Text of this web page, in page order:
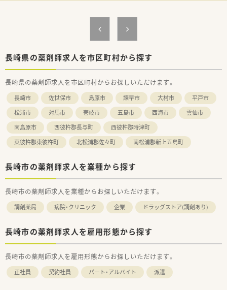
長崎県の薬剤師求人を市区町村から探す
長崎県の薬剤師求人を市区町村からお探しいただけます。
長崎市 佐世保市 島原市 諫早市 大村市
平戸市
松浦市
対馬市 壱岐市 五島市 西海市
雲仙市
南島原市
西彼杵郡長与町
西彼杵郡時津町
東彼杵郡東彼杵町
北松浦郡佐々町 南松浦郡新上五島町
長崎市の薬剤師求人を業種から探す
長崎市の薬剤師求人を業種からお探しいただけます。
調剤薬局 病院・クリニック 企業 ドラッグストア(調剤あり)
長崎市の薬剤師求人を雇用形態から探す
長崎市の薬剤師求人を雇用形態からお探しいただけます。
正社員 契約社員 パート・アルバイト 派遣